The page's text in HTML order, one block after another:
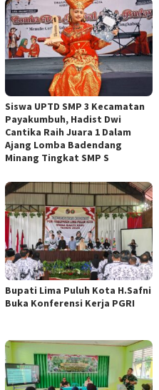
Siswa UPTD SMP 3 Kecamatan
Payakumbuh, Hadist Dwi
Cantika Raih Juara 1 Dalam
Ajang Lomba Badendang
Minang Tingkat SMP S
Bupati Lima Puluh Kota H.Safni
Buka Konferensi Kerja PGRI